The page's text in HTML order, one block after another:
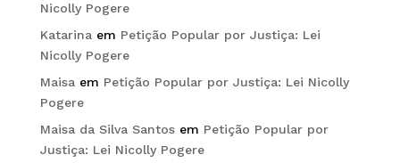
Nicolly Pogere
Katarinaem Petição Popular por Justiça: Lei
Nicolly Pogere
Maisaem Petição Popular por Justiça: Lei Nicolly
Pogere
Maisa da Silva Santosem Petição Popular por
Justiça: Lei Nicolly Pogere